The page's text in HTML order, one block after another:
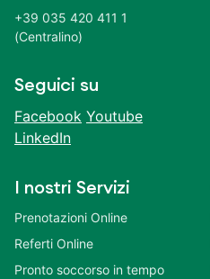
+39 035 420 411 1
(Centralino)
Seguici su
Facebook Youtube
LinkedIn
I nostri Servizi
Prenotazioni Online
Referti Online
Pronto soccorso in tempo